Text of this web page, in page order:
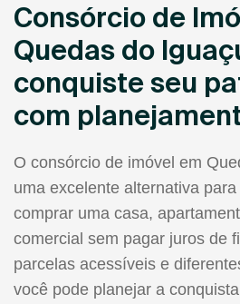
Consórcio de
Quedas do
conquiste seu
com
O consórcio de imóvel em
uma excelente alternativa
comprar uma casa,
comercial sem pagar juros de
parcelas acessíveis e
você pode planejar a